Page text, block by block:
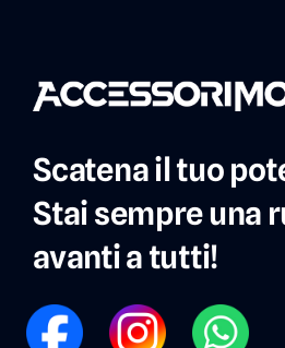
Scatena il tuo
Stai sempre una
avanti a tutti!
FB IG WP